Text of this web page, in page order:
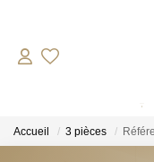
Accueil 3 pièces